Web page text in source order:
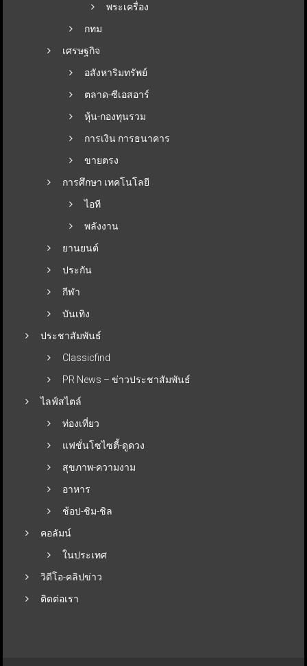
พระเครื่อง
กทม
เศรษฐกิจ
อสังหาริมทรัพย์
ตลาด-ซีเอสอาร์
หุ้น-กองทุนรวม
การเงิน การธนาคาร
ขายตรง
การศึกษา เทคโนโลยี
ไอที
พลังงาน
ยานยนต์
ประกัน
กีฬา
บันเทิง
ประชาสัมพันธ์
Classicfind
PR News – ข่าวประชาสัมพันธ์
ไลฟ์สไตล์
ท่องเที่ยว
แฟชั่นโซไซตี้-ดูดวง
สุขภาพ-ความงาม
อาหาร
ช้อป-ชิม-ชิล
คอลัมน์
ในประเทศ
วิดีโอ-คลิปข่าว
ติดต่อเรา